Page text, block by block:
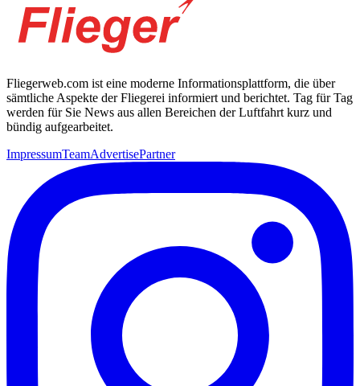
Fliegerweb.com ist eine moderne Informationsplattform, die über
sämtliche Aspekte der Fliegerei informiert und berichtet. Tag für Tag
werden für Sie News aus allen Bereichen der Luftfahrt kurz und
bündig aufgearbeitet.
ImpressumTeamAdvertisePartner